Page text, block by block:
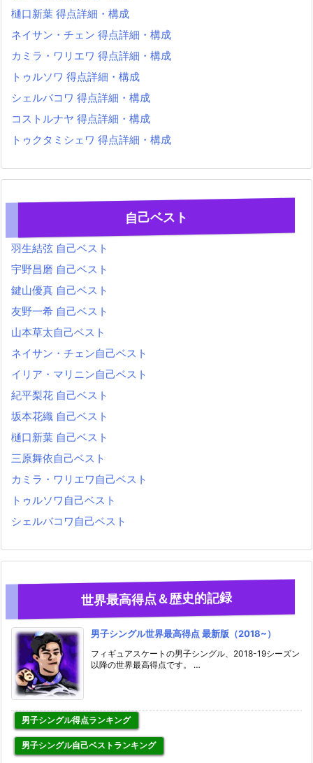
樋口新葉 得点詳細・構成
ネイサン・チェン 得点詳細・構成
カミラ・ワリエワ 得点詳細・構成
トゥルソワ 得点詳細・構成
シェルバコワ 得点詳細・構成
コストルナヤ 得点詳細・構成
トゥクタミシェワ 得点詳細・構成
自己ベスト
羽生結弦 自己ベスト
宇野昌磨 自己ベスト
鍵山優真 自己ベスト
友野一希 自己ベスト
山本草太自己ベスト
ネイサン・チェン自己ベスト
イリア・マリニン自己ベスト
紀平梨花 自己ベスト
坂本花織 自己ベスト
樋口新葉 自己ベスト
三原舞依自己ベスト
カミラ・ワリエワ自己ベスト
トゥルソワ自己ベスト
シェルバコワ自己ベスト
世界最高得点＆歴史的記録
男子シングル世界最高得点 最新版（2018~）
フィギュアスケートの男子シングル、2018-19シーズン
以降の世界最高得点です。 …
男子シングル得点ランキング
男子シングル自己ベストランキング